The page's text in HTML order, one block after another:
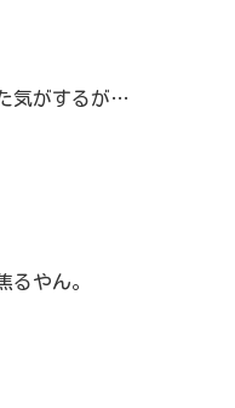
気がするが…
るやん。